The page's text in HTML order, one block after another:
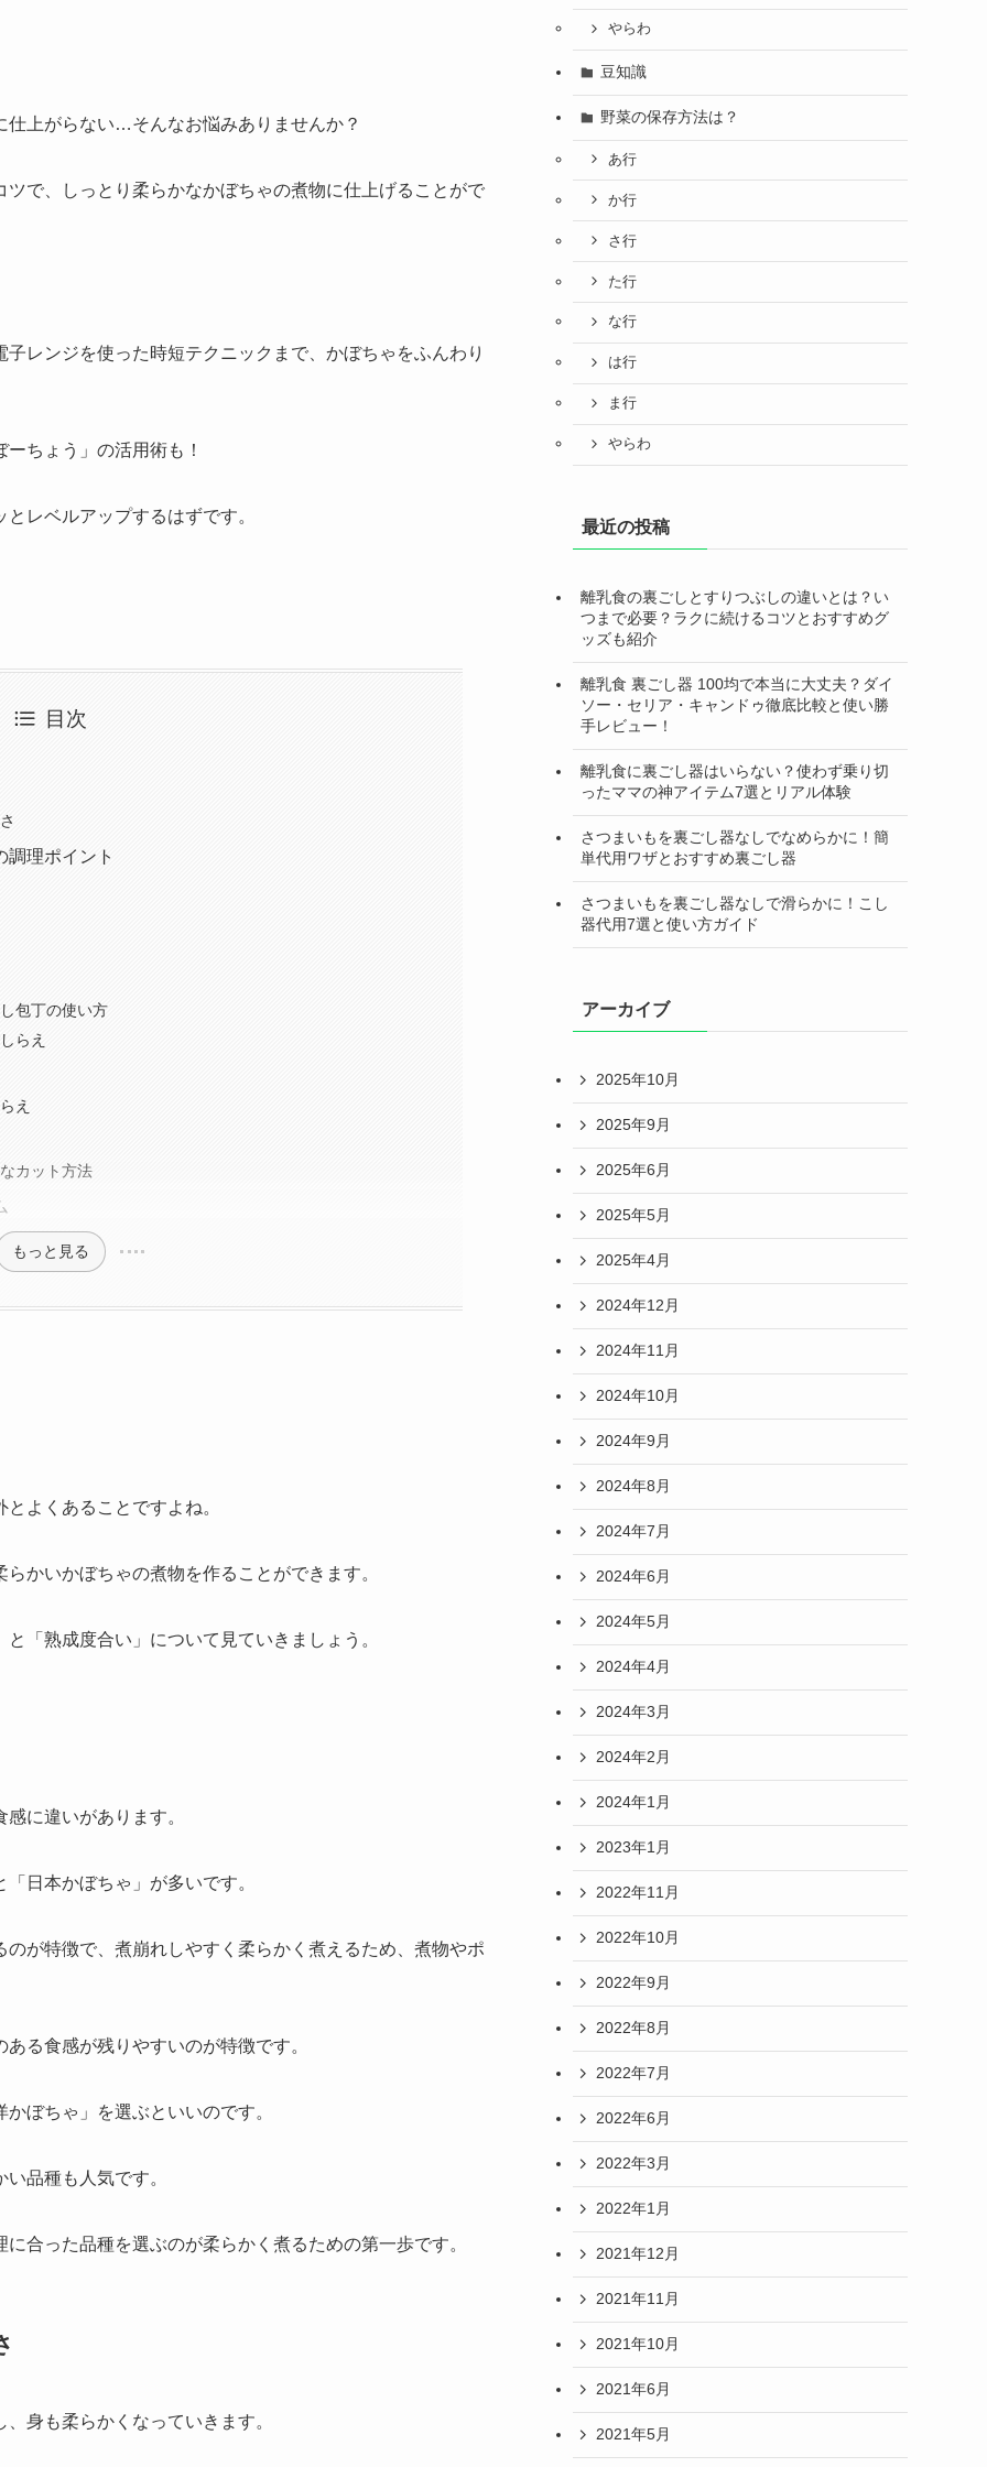
上がらない…そんなお悩みありませんか？
で、しっとり柔らかなかぼちゃの煮物に仕上げることがで
レンジを使った時短テクニックまで、かぼちゃをふんわり
ちょう」の活用術も！
レベルアップするはずです。
目次
調理ポイント
包丁の使い方
らえ
え
カット方法
もっと見る
よくあることですよね。
かいかぼちゃの煮物を作ることができます。
「熟成度合い」について見ていきましょう。
に違いがあります。
日本かぼちゃ」が多いです。
が特徴で、煮崩れしやすく柔らかく煮えるため、煮物やポ
る食感が残りやすいのが特徴です。
ぼちゃ」を選ぶといいのです。
品種も人気です。
合った品種を選ぶのが柔らかく煮るための第一歩です。
身も柔らかくなっていきます。
やらわ
豆知識
野菜の保存方法は？
あ行
か行
さ行
た行
な行
は行
ま行
やらわ
最近の投稿
離乳食の裏ごしとすりつぶしの違いとは？い
つまで必要？ラクに続けるコツとおすすめグ
ッズも紹介
離乳食 裏ごし器 100均で本当に大丈夫？ダイ
ソー・セリア・キャンドゥ徹底比較と使い勝
手レビュー！
離乳食に裏ごし器はいらない？使わず乗り切
ったママの神アイテム7選とリアル体験
さつまいもを裏ごし器なしでなめらかに！簡
単代用ワザとおすすめ裏ごし器
さつまいもを裏ごし器なしで滑らかに！こし
器代用7選と使い方ガイド
アーカイブ
2025年10月
2025年9月
2025年6月
2025年5月
2025年4月
2024年12月
2024年11月
2024年10月
2024年9月
2024年8月
2024年7月
2024年6月
2024年5月
2024年4月
2024年3月
2024年2月
2024年1月
2023年1月
2022年11月
2022年10月
2022年9月
2022年8月
2022年7月
2022年6月
2022年3月
2022年1月
2021年12月
2021年11月
2021年10月
2021年6月
2021年5月